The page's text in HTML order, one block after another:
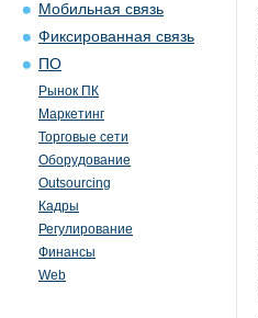
Мобильная связь
Фиксированная связь
ПО
Рынок ПК
Маркетинг
Торговые сети
Оборудование
Outsourcing
Кадры
Регулирование
Финансы
Web